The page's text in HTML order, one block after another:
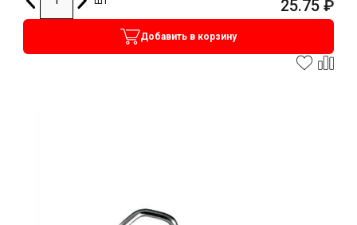
25.75 ₽
Добавить в корзину